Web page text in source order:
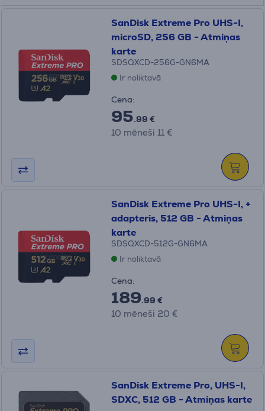
SanDisk Extreme Pro UHS-I,
microSD, 256 GB - Atmiņas
karte
SDSQXCD-256G-GN6MA
Ir noliktavā
Cena:
95.99 €
10 mēneši 11 €
SanDisk Extreme Pro UHS-I, +
adapteris, 512 GB - Atmiņas
karte
SDSQXCD-512G-GN6MA
Ir noliktavā
Cena:
189.99 €
10 mēneši 20 €
SanDisk Extreme Pro, UHS-I,
SDXC, 512 GB - Atmiņas karte